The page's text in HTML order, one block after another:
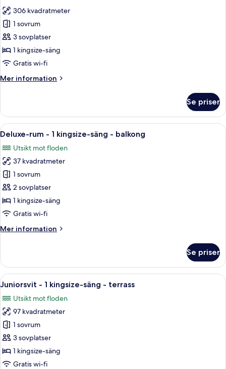
för
Svit
Royal
306 kvadratmeter
1 sovrum
3 sovplatser
1 kingsize-säng
Gratis wi-fi
Mer information
Mer
Royal
Se priser
Öppna
alla
foton
för
Deluxe-
rum
-
1
säng
Ett hotellrum med en stor säng, ett
6
Deluxe-rum - 1 kingsize-säng - balkong
Utsikt mot floden
37 kvadratmeter
1 sovrum
2 sovplatser
1 kingsize-säng
Gratis wi-fi
Mer information
Mer
rum
1
säng
balkong
Se priser
Öppna
alla
foton
för
Juniorsvit
-
1
kingsize-
Ett rymligt vardagsrum med utsikt
5
Juniorsvit - 1 kingsize-säng - terrass
Utsikt mot floden
97 kvadratmeter
1 sovrum
3 sovplatser
1 kingsize-säng
Gratis wi-fi